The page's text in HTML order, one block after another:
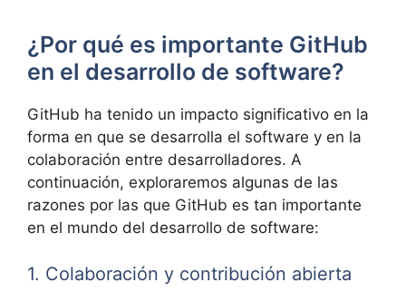
¿Por qué es importante GitHub
en el desarrollo de software?
GitHub ha tenido un impacto significativo en la
forma en que se desarrolla el software y en la
colaboración entre desarrolladores. A
continuación, exploraremos algunas de las
razones por las que GitHub es tan importante
en el mundo del desarrollo de software:
1. Colaboración y contribución abierta